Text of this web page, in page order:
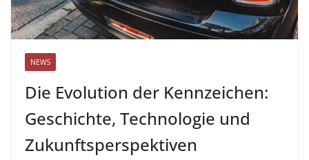
NEWS
Die Evolution der Kennzeichen:
Geschichte, Technologie und
Zukunftsperspektiven